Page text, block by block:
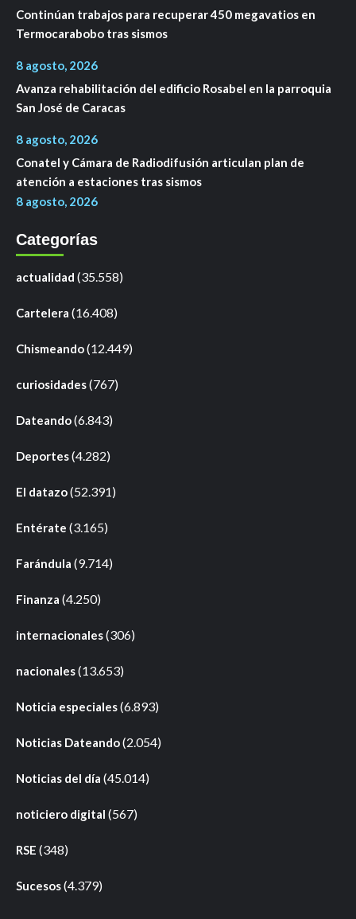
Continúan trabajos para recuperar 450 megavatios en
Termocarabobo tras sismos
8 agosto, 2026
Avanza rehabilitación del edificio Rosabel en la parroquia
San José de Caracas
8 agosto, 2026
Conatel y Cámara de Radiodifusión articulan plan de
atención a estaciones tras sismos
8 agosto, 2026
Categorías
actualidad (35.558)
Cartelera (16.408)
Chismeando(12.449)
curiosidades(767)
Dateando(6.843)
Deportes(4.282)
El datazo(52.391)
Entérate (3.165)
Farándula (9.714)
Finanza (4.250)
internacionales(306)
nacionales(13.653)
Noticia especiales(6.893)
Noticias Dateando(2.054)
Noticias del día (45.014)
noticiero digital (567)
RSE (348)
Sucesos(4.379)